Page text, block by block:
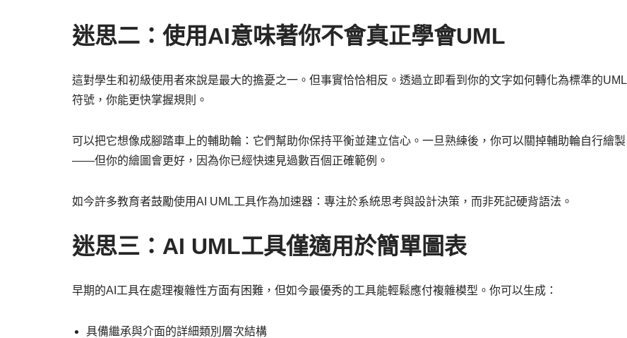
迷思二：使用AI意味著你不會真正學會UML
這對學生和初級使用者來說是最大的擔憂之一。但事實恰恰相反。透過立即看到你的文字如何轉化為標準的UML
符號，你能更快掌握規則。
可以把它想像成腳踏車上的輔助輪：它們幫助你保持平衡並建立信心。一旦熟練後，你可以關掉輔助輪自行繪製
——但你的繪圖會更好，因為你已經快速見過數百個正確範例。
如今許多教育者鼓勵使用AI UML工具作為加速器：專注於系統思考與設計決策，而非死記硬背語法。
迷思三：AI UML工具僅適用於簡單圖表
早期的AI工具在處理複雜性方面有困難，但如今最優秀的工具能輕鬆應付複雜模型。你可以生成：
具備繼承與介面的詳細類別層次結構